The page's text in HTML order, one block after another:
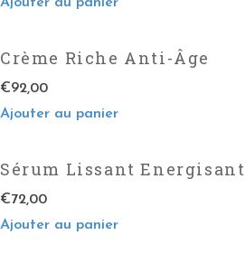
Crème Riche Anti-Âge
€92,00
Ajouter au panier
Sérum Lissant Energisant
€72,00
Ajouter au panier